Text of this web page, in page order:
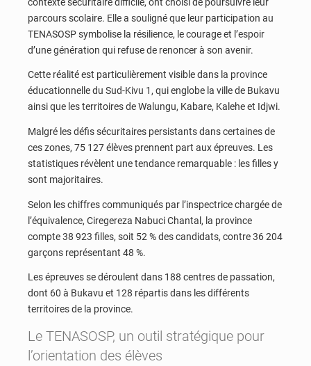
parcours scolaire. Elle a souligné que leur participation au
TENASOSP symbolise la résilience, le courage et l’espoir
d’une génération qui refuse de renoncer à son avenir.
Cette réalité est particulièrement visible dans la province
éducationnelle du Sud-Kivu 1, qui englobe la ville de Bukavu
ainsi que les territoires de Walungu, Kabare, Kalehe et Idjwi.
Malgré les défis sécuritaires persistants dans certaines de
ces zones, 75 127 élèves prennent part aux épreuves. Les
statistiques révèlent une tendance remarquable : les filles y
sont majoritaires.
Selon les chiffres communiqués par l’inspectrice chargée de
l’équivalence, Ciregereza Nabuci Chantal, la province
compte 38 923 filles, soit 52 % des candidats, contre 36 204
garçons représentant 48 %.
Les épreuves se déroulent dans 188 centres de passation,
dont 60 à Bukavu et 128 répartis dans les différents
territoires de la province.
Le TENASOSP, un outil stratégique pour
l’orientation des élèves